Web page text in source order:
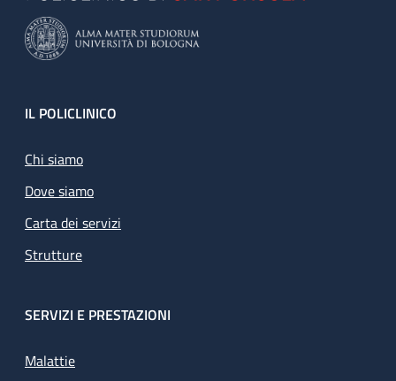
Footer
IL POLICLINICO
Chi siamo
Dove siamo
Carta dei servizi
Strutture
SERVIZI E PRESTAZIONI
Malattie